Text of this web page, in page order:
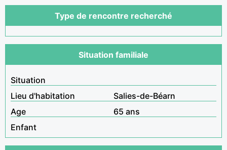
Type de rencontre recherché
Situation familiale
Situation
Lieu d'habitation
Salies-de-Béarn
Age
65 ans
Enfant